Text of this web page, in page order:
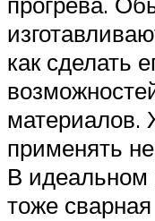
как сделать
материалов.
применять
В
тоже